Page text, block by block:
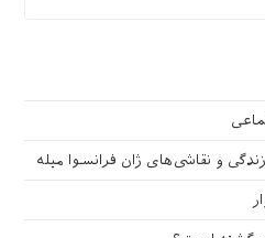
و نقاشی‌های ژان فرانسوا میله